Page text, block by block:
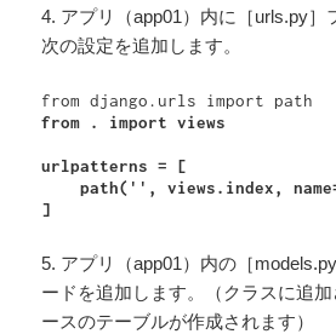
4. アプリ（app01）内に［urls.py］
次の設定を追加します。
from . import views
urlpatterns = [
    path('', views.index, name='index'),
]
5. アプリ（app01）内の［
ードを追加します。（クラスに追
ースのテーブルが作成されます）